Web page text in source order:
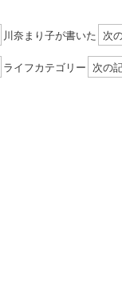
川奈まり子が書いた 次
ライフカテゴリー 次の